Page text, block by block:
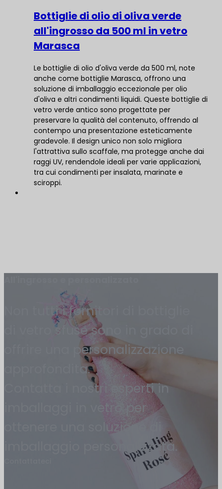
Bottiglie di olio di oliva verde
all'ingrosso da 500 ml in vetro
Marasca
Le bottiglie di olio d'oliva verde da 500 ml, note
anche come bottiglie Marasca, offrono una
soluzione di imballaggio eccezionale per olio
d'oliva e altri condimenti liquidi. Queste bottiglie di
vetro verde antico sono progettate per
preservare la qualità del contenuto, offrendo al
contempo una presentazione esteticamente
gradevole. Il design unico non solo migliora
l'attrattiva sullo scaffale, ma protegge anche dai
raggi UV, rendendole ideali per varie applicazioni,
tra cui condimenti per insalata, marinate e
sciroppi.
Non tutti i fornitori di bottiglie
di vetro sfuse sono in grado di
offrire una personalizzazione
approfondita.
Contatta i nostri esperti in
imballaggi in vetro per
ottenere una soluzione di
imballaggio personalizzata.